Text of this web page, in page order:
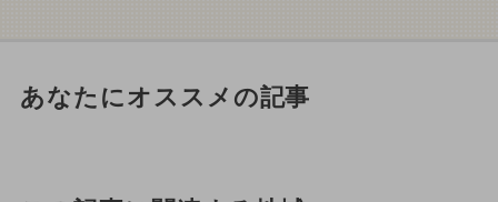
あなたにオススメの記事